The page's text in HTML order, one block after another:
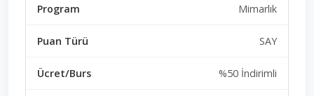
Mimarlık
SAY
%50 İndirimli